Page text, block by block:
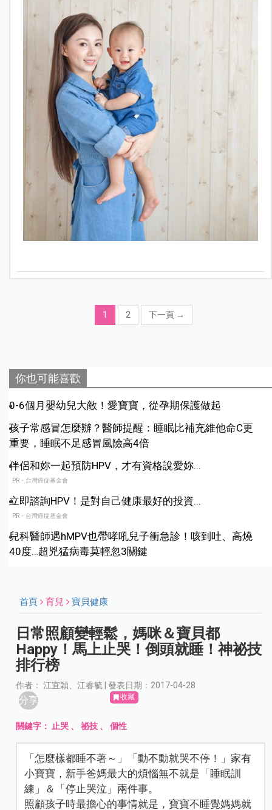
1 2 下一頁 →
你也可能喜歡
0-6個月嬰幼兒大敵！愛寶寶，從孕期保護做起
孩子常感冒怎麼辦？醫師提醒：睡眠比補充維他命C更
重要，睡眠不足感冒風險高4倍
伴侶和妳一起預防HPV，才有資格說愛妳...
PR・台灣癌症基金會
立即諮詢HPV！是對自己健康最好的投資...
PR・台灣癌症基金會
兒科醫師遇hMPV也帶哮吼兒子衝急診！咳到吐、高燒
40度…超兇猛病毒莫輕忽3關鍵
首頁 育兒 寶貝健康
日常照顧變輕鬆，媽咪＆寶貝都
Happy！馬上止哭！倒頭就睡！神祕技
排行榜
作者： 江宜穎、江睿毓 | 發表日期：2017-04-28
分享 收藏
關鍵字： 止哭 、祕技 、個性
「怎麼樣都睡不著～」「動不動就哭不停！」家有
小寶寶，新手爸媽最大的煩惱無不就是「睡眠訓
練」＆「停止哭泣」兩件事。
照顧孩子時最擔心的事情就是，寶寶不睡覺媽媽就